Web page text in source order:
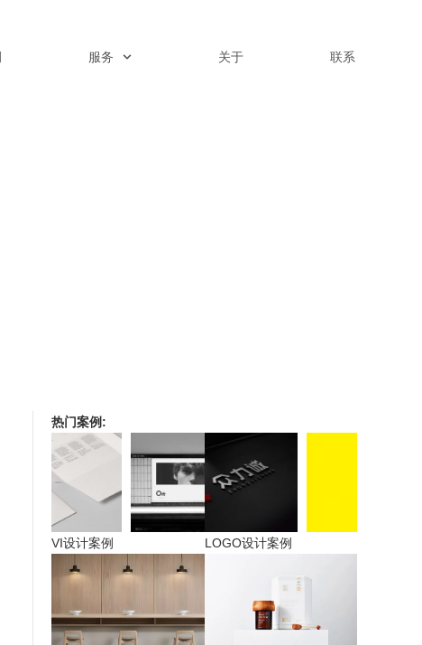
服务 关于 联系
热门案例:
VI设计案例 LOGO设计案例